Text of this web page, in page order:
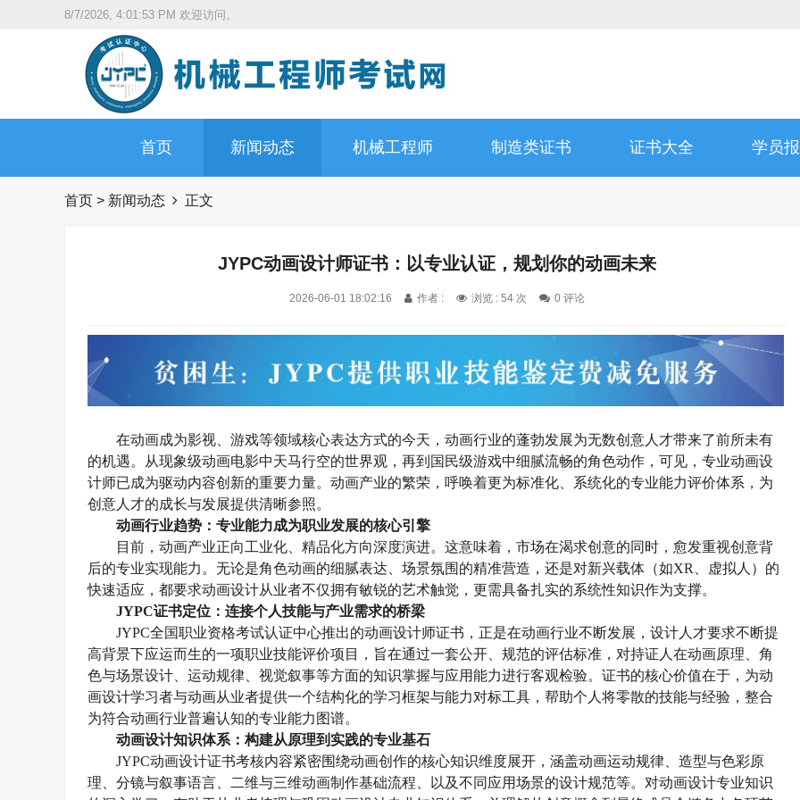
8/7/2026, 4:01:54 PM 欢迎访问。
首页 新闻动态 机械工程师 制造类证书 证书大全 学员
首页 > 新闻动态 正文
JYPC动画设计师证书：以专业认证，规划你的动画未来
2026-06-01 18:02:16 作者 : 浏览 : 54 次 0 评论
在动画成为影视、游戏等领域核心表达方式的今天， 动画行业的蓬勃发展为无数创意人才带来了前所未有
的机遇。从现象级动画电影中天马行空的世界观， 再到国民级游戏中细腻流畅的角色动作， 可见， 专业动画设
计师已成为驱动内容创新的重要力量。 动画产业的繁荣，呼唤着更为标准化、系统化的专业能力评价体系，为
创意人才的成长与发展提供清晰参照。
动画行业趋势：专业能力成为职业发展的核心引擎
目前， 动画产业正向工业化、精品化方向深度演进。这意味着，市场在渴求创意的同时，愈发重视创意背
后的专业实现能力。无论是角色动画的细腻表达、场景氛围的精准营造，还是对新兴载体（如XR、虚拟人）的
快速适应，都要求动画设计从业者不仅拥有敏锐的艺术触觉 ，更需具备扎实的系统性知识作为支撑。
JYPC证书定位：连接个人技能与产业需求的桥梁
JYPC全国职业资格考试认证中心推出的动画设计师证书，正是在动画行业不断发展，设计人才要求不断提
高背景下应运而生的一项职业技能评价项目 ， 旨在通过一套公开、规范的评估标准，对持证人在动画原理、角
色与场景设计、运动规律、视觉叙事等方面的知识掌握与应用能力进行客观检验。证书的核心价值在于，为动
画设计学习者与动画从业者提供一个结构化的学习框架与能力对标工具，帮助个人将零散的技能与经验，整合
为符合动画行业普遍认知的专业能力图谱。
动画设计知识体系：构建从原理到实践的专业基石
JYPC动画设计证书考核内容紧密围绕动画创作的核心知识维度展开，涵盖动画运动规律、造型与色彩原
理、分镜与叙事语言、二维与三维动画制作基础流程、以及不同应用场景的设计规范等。 对动画设计专业知识